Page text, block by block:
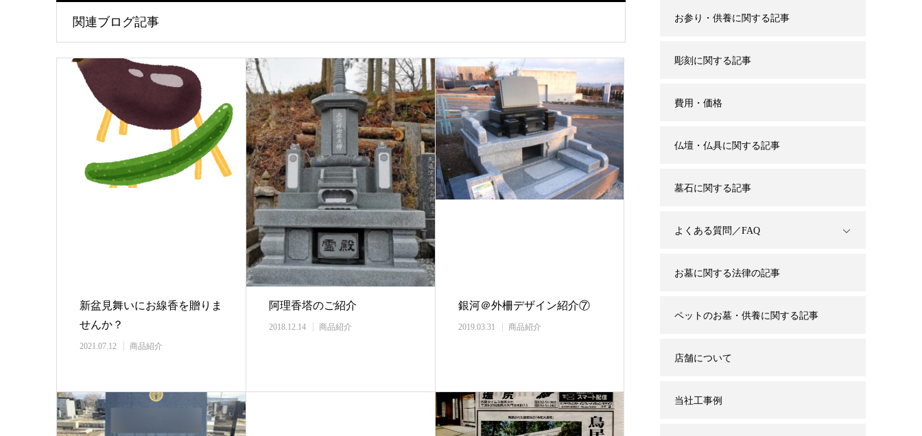
関連ブログ記事
新盆見舞いにお線香を贈りま
せんか？
2021.07.12 商品紹介
阿理香塔のご紹介
2018.12.14 商品紹介
銀河＠外柵デザイン紹介⑦
2019.03.31 商品紹介
お参り・供養に関する記事
彫刻に関する記事
費用・価格
仏壇・仏具に関する記事
墓石に関する記事
よくある質問／FAQ
お墓に関する法律の記事
ペットのお墓・供養に関する記事
店舗について
当社工事例